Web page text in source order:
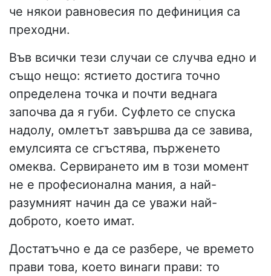
че някои равновесия по дефиниция са
преходни.
Във всички тези случаи се случва едно и
също нещо: ястието достига точно
определена точка и почти веднага
започва да я губи. Суфлето се спуска
надолу, омлетът завършва да се завива,
емулсията се сгъстява, пърженето
омеква. Сервирането им в този момент
не е професионална мания, а най-
разумният начин да се уважи най-
доброто, което имат.
Достатъчно е да се разбере, че времето
прави това, което винаги прави: то